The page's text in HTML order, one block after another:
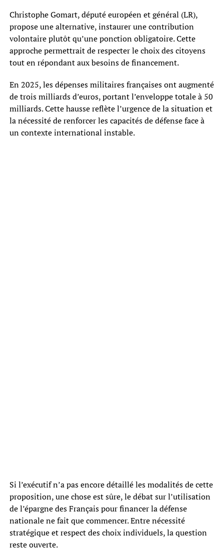
Christophe Gomart, député européen et général (LR),
propose une alternative, instaurer une contribution
volontaire plutôt qu’une ponction obligatoire. Cette
approche permettrait de respecter le choix des citoyens
tout en répondant aux besoins de financement.
En 2025, les dépenses militaires françaises ont augmenté
de trois milliards d’euros, portant l’enveloppe totale à 50
milliards. Cette hausse reflète l’urgence de la situation et
la nécessité de renforcer les capacités de défense face à
un contexte international instable.
Si l’exécutif n’a pas encore détaillé les modalités de cette
proposition, une chose est sûre, le débat sur l’utilisation
de l’épargne des Français pour financer la défense
nationale ne fait que commencer. Entre nécessité
stratégique et respect des choix individuels, la question
reste ouverte.